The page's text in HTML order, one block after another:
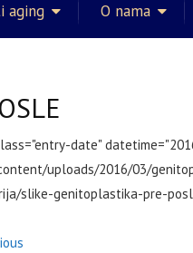
aging O nama
date"
uploads/2016/03/
slike-genitoplastika-pre-